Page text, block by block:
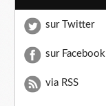
sur Twitter
sur Facebook
via RSS